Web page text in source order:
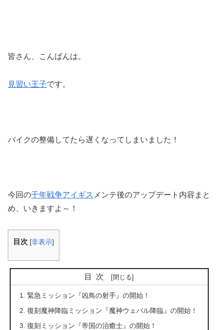
皆さん、こんばんは。
見習い王子です。
バイクの整備してたら遅くなってしまいました！
今回の千年戦争アイギス メンテ後のアップデート内容まと
め、いきますよ～！
目次 [非表示]
目次
緊急ミッション『凶鳥の射手』の開始！
復刻魔神降臨ミッション『魔神ウェパル降臨』の開始！
復刻ミッション『帝国の治癒士』の開始！